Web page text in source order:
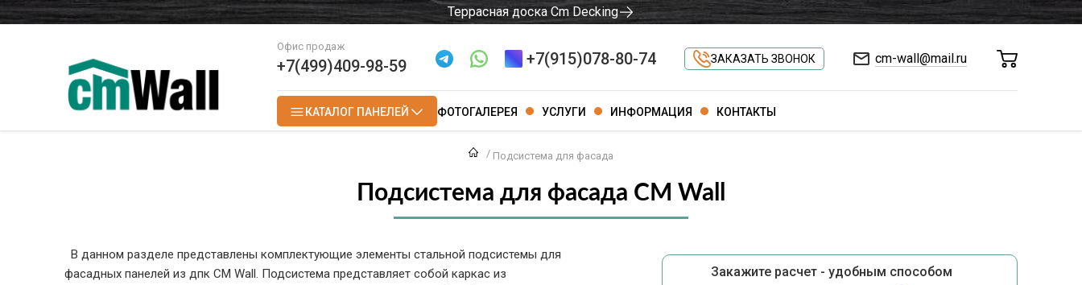
Террасная доска Cm Decking
Офис продаж
+7(499)409-98-59 +7(915)078-80-74 ЗАКАЗАТЬ ЗВОНОК cm-wall@mail.ru
КАТАЛОГ ПАНЕЛЕЙ ФОТОГАЛЕРЕЯ УСЛУГИ ИНФОРМАЦИЯ КОНТАКТЫ
Подсистема для фасада
Подсистема для фасада CM Wall
В данном разделе представлены комплектующие элементы стальной подсистемы для
фасадных панелей из дпк CM Wall. Подсистема представляет собой каркас из
Закажите расчет - удобным способом